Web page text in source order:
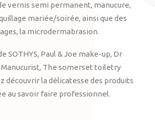
vernis semi permanent, manucure,
mariée/soirée, ainsi que des
la microdermabrasion.
SOTHYS, Paul & Joe make-up, Dr
The somerset toiletry
découvrir la délicatesse des produits
au savoir faire professionnel.